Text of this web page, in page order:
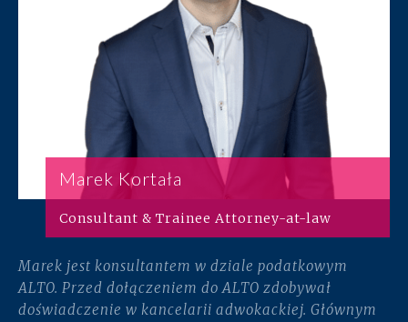
Marek Kortała
Consultant & Trainee Attorney-at-law
Marek jest konsultantem w dziale podatkowym
ALTO. Przed dołączeniem do ALTO zdobywał
doświadczenie w kancelarii adwokackiej. Głównym